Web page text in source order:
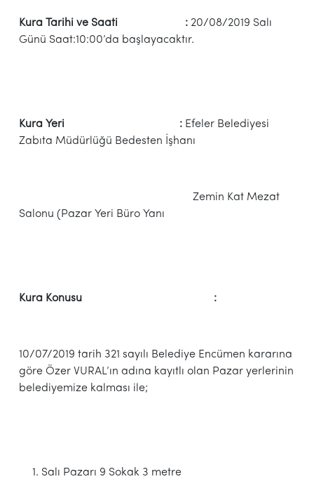
Kura Tarihi ve Saati : 20/08/2019 Salı
Günü Saat:10:00’da başlayacaktır.
Kura Yeri : Efeler Belediyesi
Zabıta Müdürlüğü Bedesten İşhanı
Zemin Kat Mezat
Salonu (Pazar Yeri Büro Yanı
Kura Konusu :
10/07/2019 tarih 321 sayılı Belediye Encümen kararına
göre Özer VURAL’ın adına kayıtlı olan Pazar yerlerinin
belediyemize kalması ile;
Salı Pazarı 9 Sokak 3 metre